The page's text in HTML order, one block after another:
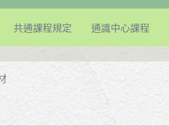
共通課程規定 通識中心課程